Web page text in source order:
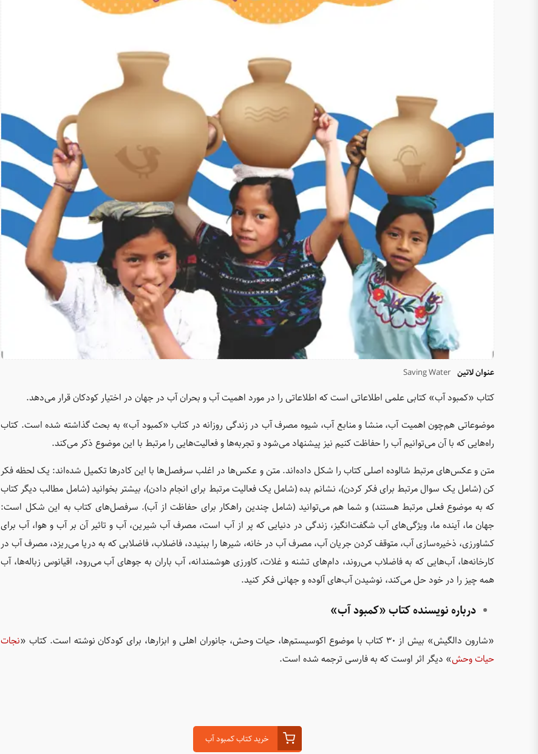
عنوان لاتین Saving Water
کتاب «کمبود آب» کتابی علمی اطلاعاتی است که اطلاعاتی را در مورد اهمیت آب و بحران آب در جهان در اختیار کودکان قرار می‌دهد.
موضوعاتی هم‌چون اهمیت آب، منشا و منابع آب، شیوه مصرف آب در زندگی روزانه در کتاب «کمبود آب» به بحث گذاشته شده است. کتاب
راه‌هایی که با آن می‌توانیم آب را حفاظت کنیم نیز پیشنهاد می‌شود و تجربه‌ها و فعالیت‌هایی را مرتبط با این موضوع ذکر می‌کند.
متن و عکس‌های مرتبط شالوده اصلی کتاب را شکل داده‌اند. متن و عکس‌ها در اغلب سرفصل‌ها با این کادرها تکمیل شده‌اند: یک لحظه فکر
کن (شامل یک سوال مرتبط برای فکر کردن)، نشانم بده (شامل یک فعالیت مرتبط برای انجام دادن)، بیشتر بخوانید (شامل مطالب دیگر کتاب
که به موضوع فعلی مرتبط هستند) و شما هم می‌توانید (شامل چندین راهکار برای حفاظت از آب). سرفصل‌های کتاب به این شکل است:
جهان ما، آینده ما، ویژگی‌های آب شگفت‌انگیز، زندگی در دنیایی که پر از آب است، مصرف آب شیرین، آب و تاثیر آن بر آب و هوا، آب برای
کشاورزی، ذخیره‌سازی آب، متوقف کردن جریان آب، مصرف آب در خانه، شیرها را ببنیدد، فاضلاب، فاضلابی که به دریا می‌ریزد، مصرف آب در
کارخانه‌ها، آب‌هایی که به فاضلاب می‌روند، دام‌های تشنه و غلات، کاورزی هوشمندانه، آب باران به جوهای آب می‌رود، اقیانوس زباله‌ها، آب
همه چیز را در خود حل می‌کند، نوشیدن آب‌های آلوده و جهانی فکر کنید.
درباره نویسنده کتاب «کمبود آب»
«شارون دالگیش» بیش از ۳۰ کتاب با موضوع اکوسیستم‌ها، حیات وحش، جانوران اهلی و ابزارها، برای کودکان نوشته است. کتاب «
نجات
حیات وحش» دیگر اثر اوست که به فارسی ترجمه شده است.
خرید کتاب کمبود آب